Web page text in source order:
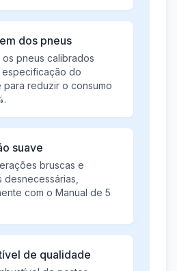
dos pneus
os pneus calibrados
do
para reduzir o consumo
suave
bruscas e
desnecessárias,
com o Manual de 5
de qualidade